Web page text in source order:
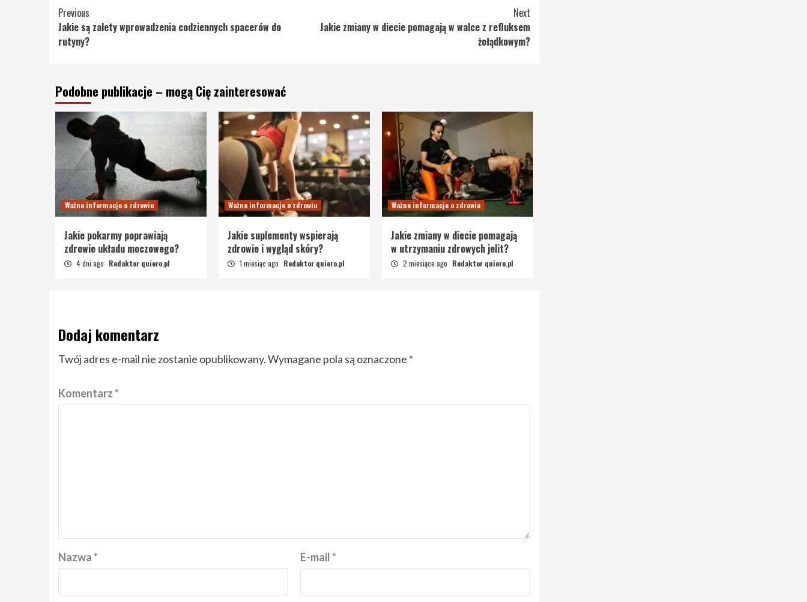
Continue
Reading
Previous
Jakie są zalety wprowadzenia codziennych spacerów do
rutyny?
Next
Jakie zmiany w diecie pomagają w walce z refluksem
żołądkowym?
Podobne publikacje – mogą Cię zainteresować
Ważne informacje o zdrowiu
Jakie pokarmy poprawiają
zdrowie układu moczowego?
4 dni ago Redaktor quiero.pl
Ważne informacje o zdrowiu
Jakie suplementy wspierają
zdrowie i wygląd skóry?
1 miesiąc ago Redaktor quiero.pl
Ważne informacje o zdrowiu
Jakie zmiany w diecie pomagają
w utrzymaniu zdrowych jelit?
2 miesiące ago Redaktor quiero.pl
Dodaj komentarz
Twój adres e-mail nie zostanie opublikowany.Wymagane pola są oznaczone *
Komentarz*
Nazwa* E-mail*